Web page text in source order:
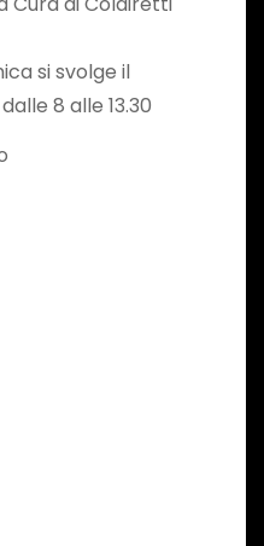
si svolge il
8 alle 13.30